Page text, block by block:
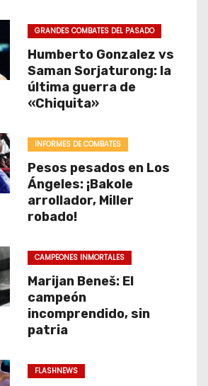
GRANDES COMBATES DEL PASADO
Humberto Gonzalez vs
Saman Sorjaturong: la
última guerra de
«Chiquita»
INFORMES DE COMBATES
Pesos pesados en Los
Ángeles: ¡Bakole
arrollador, Miller
robado!
CAMPEONES INMORTALES
Marijan Beneš: El
campeón
incomprendido, sin
patria
FLASHNEWS